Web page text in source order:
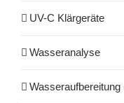
UV-C Klärgeräte
Wasseranalyse
Wasseraufbereitung